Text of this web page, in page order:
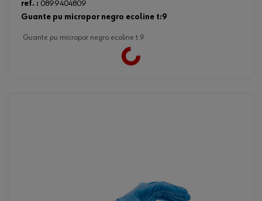
ref. : 0899404809
guante pu micropor negro ecoline t:9
guante pu micropor negro ecoline t:9
Loading...